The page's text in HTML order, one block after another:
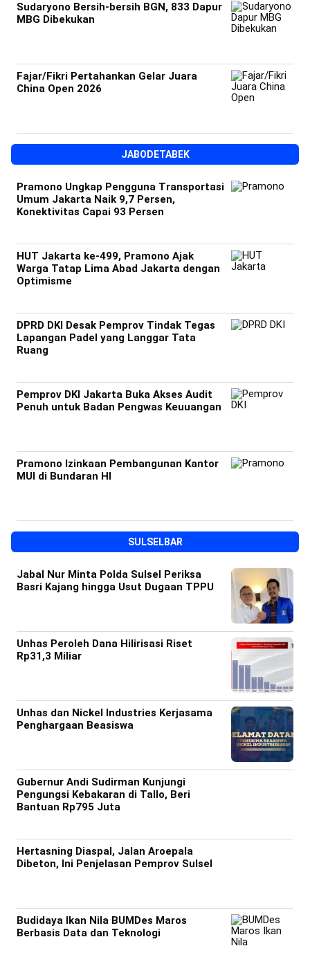
Sudaryono Bersih-bersih BGN, 833 Dapur
MBG Dibekukan
Fajar/Fikri Pertahankan Gelar Juara
China Open 2026
JABODETABEK
Pramono Ungkap Pengguna Transportasi
Umum Jakarta Naik 9,7 Persen,
Konektivitas Capai 93 Persen
HUT Jakarta ke-499, Pramono Ajak
Warga Tatap Lima Abad Jakarta dengan
Optimisme
DPRD DKI Desak Pemprov Tindak Tegas
Lapangan Padel yang Langgar Tata
Ruang
Pemprov DKI Jakarta Buka Akses Audit
Penuh untuk Badan Pengwas Keuuangan
Pramono Izinkaan Pembangunan Kantor
MUI di Bundaran HI
SULSELBAR
Jabal Nur Minta Polda Sulsel Periksa
Basri Kajang hingga Usut Dugaan TPPU
Unhas Peroleh Dana Hilirisasi Riset
Rp31,3 Miliar
Unhas dan Nickel Industries Kerjasama
Penghargaan Beasiswa
Gubernur Andi Sudirman Kunjungi
Pengungsi Kebakaran di Tallo, Beri
Bantuan Rp795 Juta
Hertasning Diaspal, Jalan Aroepala
Dibeton, Ini Penjelasan Pemprov Sulsel
Budidaya Ikan Nila BUMDes Maros
Berbasis Data dan Teknologi